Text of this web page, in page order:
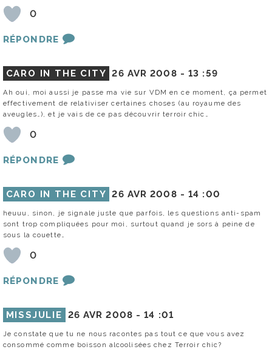
0
RÉPONDRE
CARO IN THE CITY 26 AVR 2008 -13 :59
Ah oui, moi aussi je passe ma vie sur VDM en ce moment, ça permet
effectivement de relativiser certaines choses (au royaume des
aveugles…), et je vais de ce pas découvrir terroir chic…
0
RÉPONDRE
CARO IN THE CITY 26 AVR 2008 -14 :00
heuuu, sinon, je signale juste que parfois, les questions anti-spam
sont trop compliquées pour moi, surtout quand je sors à peine de
sous la couette…
0
RÉPONDRE
MISSJULIE 26 AVR 2008 -14 :01
Je constate que tu ne nous racontes pas tout ce que vous avez
consommé comme boisson alcoolisées chez Terroir chic?